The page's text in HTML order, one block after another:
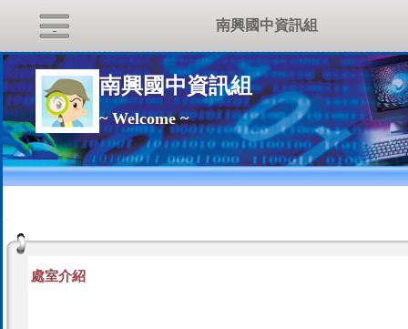
南興國中資訊組
~ Welcome ~
:::
處室介紹
南興國中資訊組